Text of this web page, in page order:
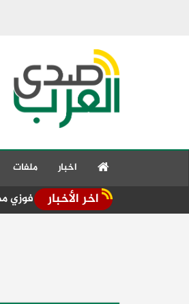
اخبار ملفات
اخر الأخبار
سماح السيد فوزي مديرًا عامًا للإدارة